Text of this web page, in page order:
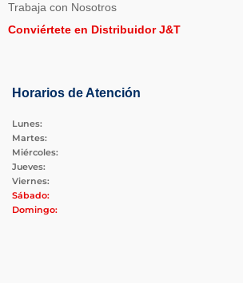
Trabaja con Nosotros
Conviértete en Distribuidor J&T
Horarios de Atención
Lunes:
Martes:
Miércoles:
Jueves:
Viernes:
Sábado:
Domingo: